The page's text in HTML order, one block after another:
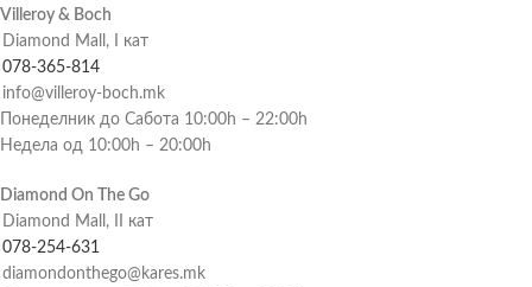
Villeroy & Boch
Diamond Mall, I кат
078-365-814
info@villeroy-boch.mk
Понеделник до Сабота 10:00h – 22:00h
Недела од 10:00h – 20:00h
Diamond On The Go
Diamond Mall, II кат
078-254-631
diamondonthego@kares.mk